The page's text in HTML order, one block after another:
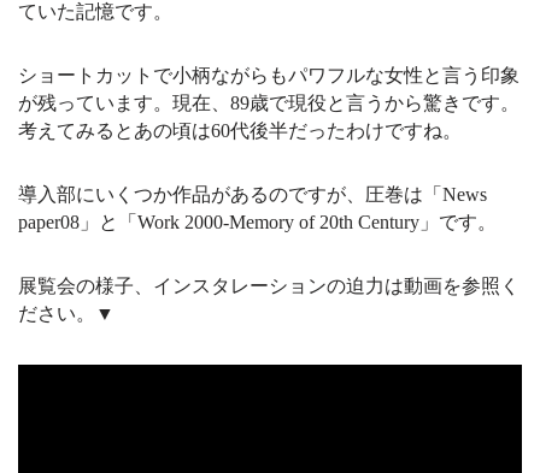
ていた記憶です。
ショートカットで小柄ながらもパワフルな女性と言う印象
が残っています。現在、89歳で現役と言うから驚きです。
考えてみるとあの頃は60代後半だったわけですね。
導入部にいくつか作品があるのですが、圧巻は「News
paper08」と「Work 2000-Memory of 20th Century」です。
展覧会の様子、インスタレーションの迫力は動画を参照く
ださい。▼